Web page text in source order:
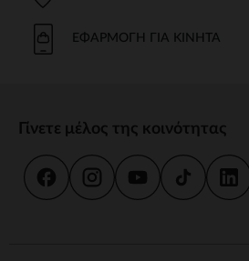
ΕΦΑΡΜΟΓΉ ΓΙΑ ΚΙΝΗΤΆ
Γίνετε μέλος της κοινότητας